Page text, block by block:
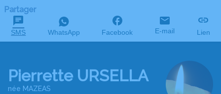
Partager
SMS WhatsApp Facebook E-mail Lien
Pierrette URSELLA
née MAZEAS